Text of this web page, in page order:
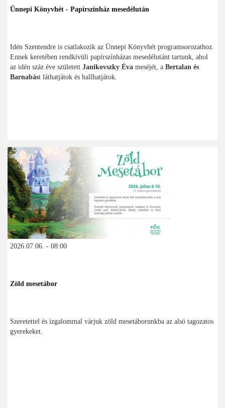
Ünnepi Könyvhét - Papírszínház mesedélután
Idén Szentendre is csatlakozik az Ünnepi Könyvhét programsorozathoz.
Ennek keretében rendkívüli papírszínházas mesedélutánt tartunk, ahol
az idén száz éve született Janikovszky Éva meséjét, a Bertalan és
Barnabást láthatjátok és hallhatjátok.
2026.07.06. - 08:00
Zöld mesetábor
Szeretettel és izgalommal várjuk zöld mesetáborunkba az alsó tagozatos
gyerekeket.